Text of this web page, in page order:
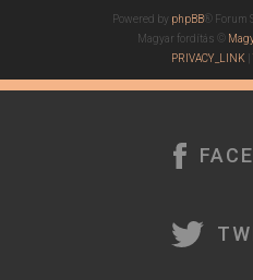
Powered by phpBB® Forum
Magyar fordítás ©
PRIVACY_LINK|